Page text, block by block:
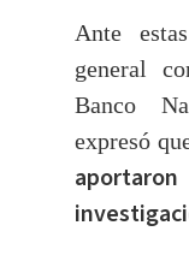
Ante
general
Banco
expresó